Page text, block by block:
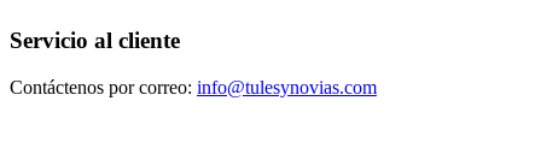
Servicio al cliente
Contáctenos por correo: info@tulesynovias.com